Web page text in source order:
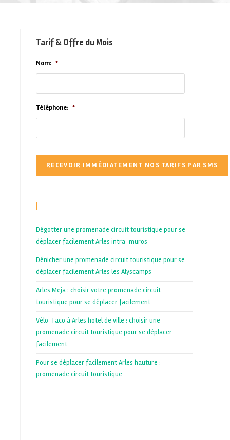
Tarif & Offre du Mois
Nom: *
Téléphone: *
Dégotter une promenade circuit touristique pour se
déplacer facilement Arles intra-muros
Dénicher une promenade circuit touristique pour se
déplacer facilement Arles les Alyscamps
Arles Meja : choisir votre promenade circuit
touristique pour se déplacer facilement
Vélo-Taco à Arles hotel de ville : choisir une
promenade circuit touristique pour se déplacer
facilement
Pour se déplacer facilement Arles hauture :
promenade circuit touristique